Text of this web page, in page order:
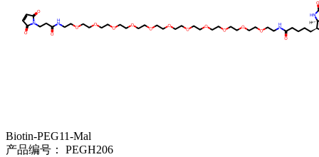
Biotin-PEG11-Mal
产品编号：
PEGH206